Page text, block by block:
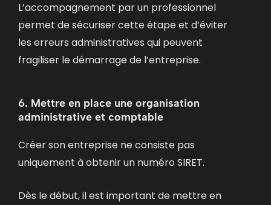
L’accompagnement par un professionnel
permet de sécuriser cette étape et d’éviter
les erreurs administratives qui peuvent
fragiliser le démarrage de l’entreprise.
6. Mettre en place une organisation
administrative et comptable
Créer son entreprise ne consiste pas
uniquement à obtenir un numéro SIRET.
Dès le début, il est important de mettre en